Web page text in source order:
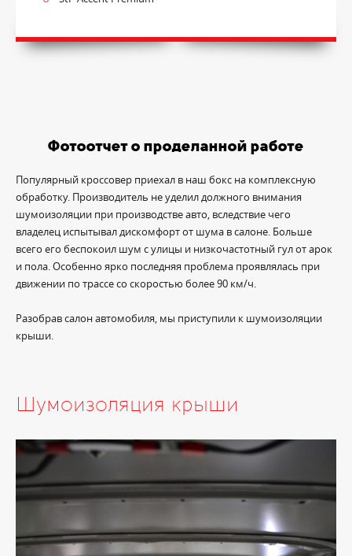
Фотоотчет о проделанной работе
Популярный кроссовер приехал в наш бокс на комплексную
обработку. Производитель не уделил должного внимания
шумоизоляции при производстве авто, вследствие чего
владелец испытывал дискомфорт от шума в салоне. Больше
всего его беспокоил шум с улицы и низкочастотный гул от арок
и пола. Особенно ярко последняя проблема проявлялась при
движении по трассе со скоростью более 90 км/ч.
Разобрав салон автомобиля, мы приступили к шумоизоляции
крыши.
Шумоизоляция крыши